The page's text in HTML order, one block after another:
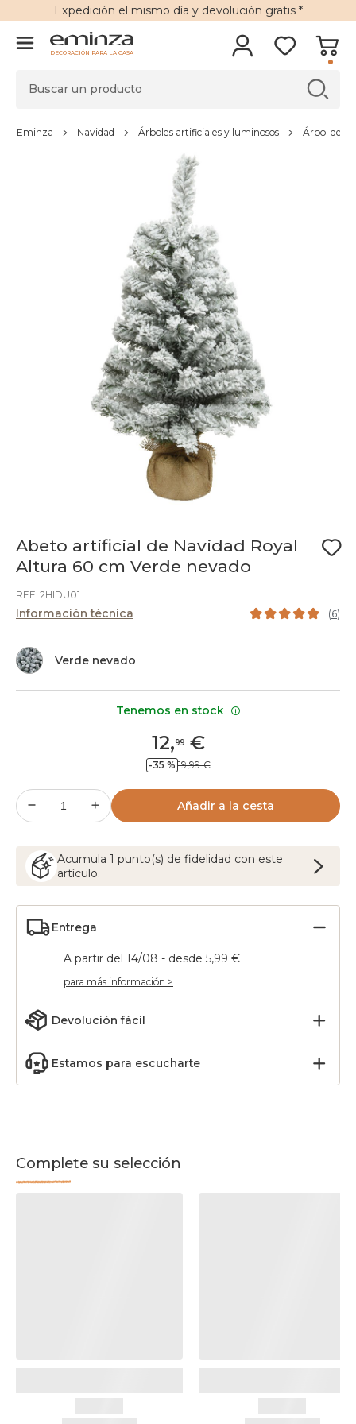
Expedición el mismo día y devolución gratis*
DECORACIÓN PARA LA CASA
Eminza Navidad Árboles artificiales y luminosos Árbol de
Abeto artificial de Navidad Royal
Altura 60 cm Verde nevado
REF. 2HIDU01
Información técnica (6)
Verde nevado
12,99€
-35 % 19,99 €
Añadir a la cesta
Acumula 1 punto(s) de fidelidad con este
artículo.
Entrega
A partir del 14/08 - desde 5,99 €
para más información >
Devolución fácil
Estamos para escucharte
Complete su selección